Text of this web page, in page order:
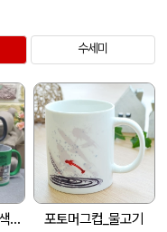
수세미
포토 칼라 무광 변색 머그컵 포토머그컵_물고기